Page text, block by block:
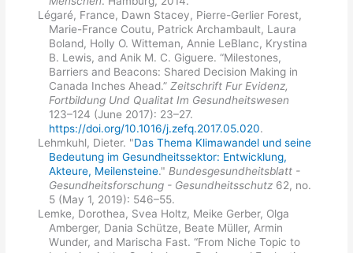
Légaré, France, Dawn Stacey, Pierre-Gerlier Forest,
Marie-France Coutu, Patrick Archambault, Laura
Boland, Holly O. Witteman, Annie LeBlanc, Krystina
B. Lewis, and Anik M. C. Giguere. “Milestones,
Barriers and Beacons: Shared Decision Making in
Canada Inches Ahead.” Zeitschrift Fur Evidenz,
Fortbildung Und Qualitat Im Gesundheitswesen
123–124 (June 2017): 23–27.
https://doi.org/10.1016/j.zefq.2017.05.020.
Lehmkuhl, Dieter. "Das Thema Klimawandel und seine
Bedeutung im Gesundheitssektor: Entwicklung,
Akteure, Meilensteine." Bundesgesundheitsblatt -
Gesundheitsforschung - Gesundheitsschutz 62, no.
5 (May 1, 2019): 546–55.
Lemke, Dorothea, Svea Holtz, Meike Gerber, Olga
Amberger, Dania Schütze, Beate Müller, Armin
Wunder, and Marischa Fast. “From Niche Topic to